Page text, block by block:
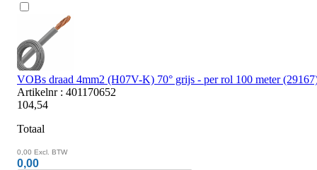
VOBs draad 4mm2 (H07V-K) 70° grijs - per rol 100 meter
Artikelnr : 401170652
104,54
Totaal
0,00 Excl. BTW
0,00